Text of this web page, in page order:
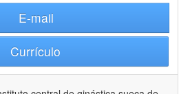
E-mail
Currículo